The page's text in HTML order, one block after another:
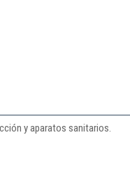
y aparatos sanitarios.